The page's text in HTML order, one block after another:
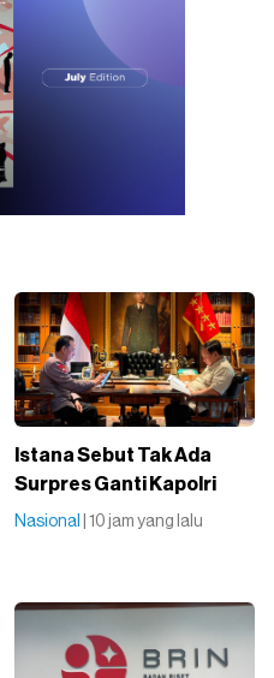
Istana Sebut Tak Ada
Surpres Ganti Kapolri
Nasional | 10 jam yang lalu